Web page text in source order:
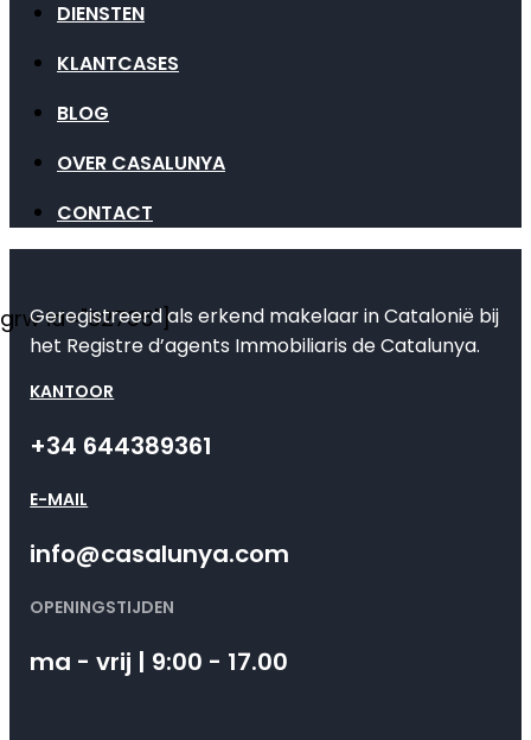
DIENSTEN
KLANTCASES
BLOG
OVER CASALUNYA
CONTACT
id="82735"]
Geregistreerd als erkend makelaar in Catalonië bij
het Registre d’agents Immobiliaris de Catalunya.
KANTOOR
+34 644389361
E-MAIL
info@casalunya.com
OPENINGSTIJDEN
ma - vrij | 9:00 - 17.00